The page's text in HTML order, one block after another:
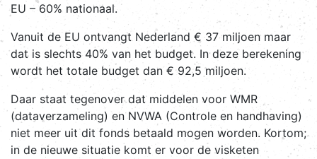
EU – 60% nationaal.
Vanuit de EU ontvangt Nederland € 37 miljoen maar
dat is slechts 40% van het budget. In deze berekening
wordt het totale budget dan € 92,5 miljoen.
Daar staat tegenover dat middelen voor WMR
(dataverzameling) en NVWA (Controle en handhaving)
niet meer uit dit fonds betaald mogen worden. Kortom;
in de nieuwe situatie komt er voor de visketen